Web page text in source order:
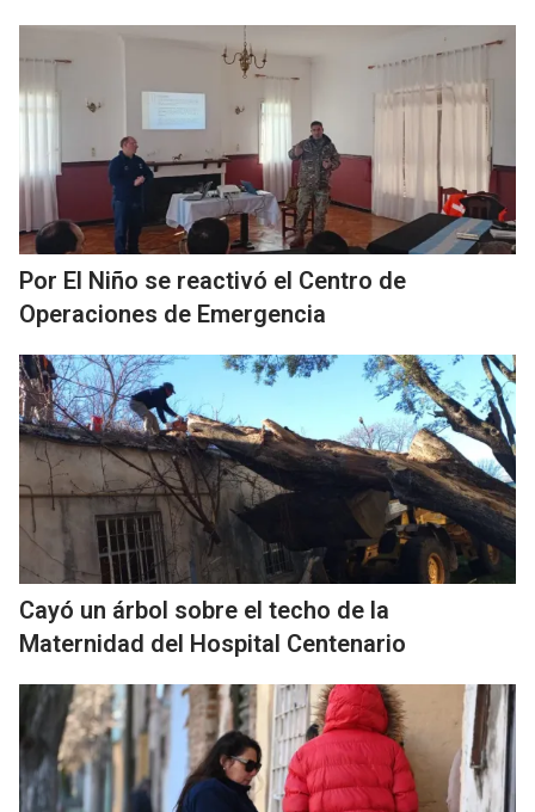
Por El Niño se reactivó el Centro de
Operaciones de Emergencia
Cayó un árbol sobre el techo de la
Maternidad del Hospital Centenario